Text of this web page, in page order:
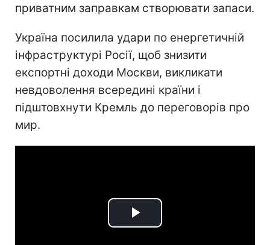
приватним заправкам створювати запаси.
Україна посилила удари по енергетичній
інфраструктурі Росії, щоб знизити
експортні доходи Москви, викликати
невдоволення всередині країни і
підштовхнути Кремль до переговорів про
мир.
Play